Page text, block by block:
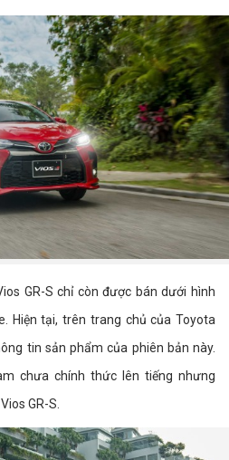
GR-S chỉ còn được bán dưới hình
Hiện tại, trên trang chủ của Toyota
tin sản phẩm của phiên bản này.
chưa chính thức lên tiếng nhưng
GR-S.